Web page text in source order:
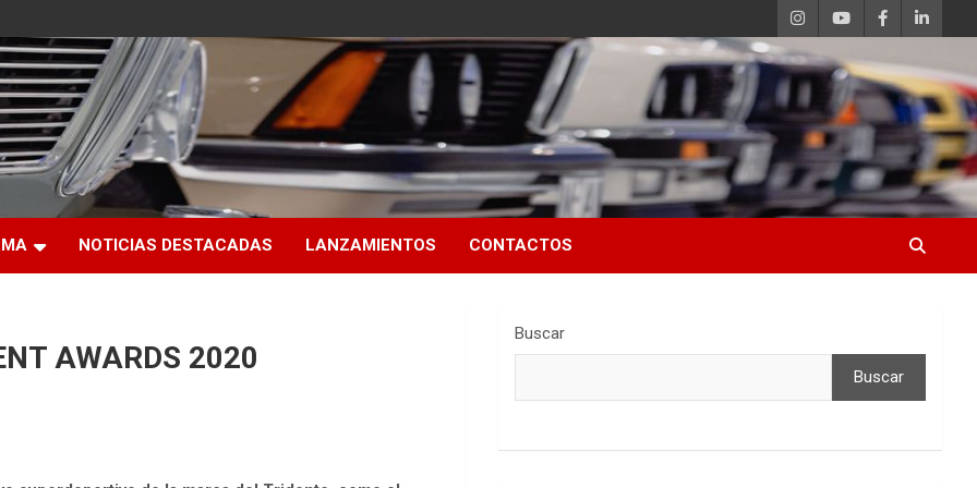
NOTICIAS DESTACADAS LANZAMIENTOS CONTACTOS
AWARDS 2020
Buscar
Buscar